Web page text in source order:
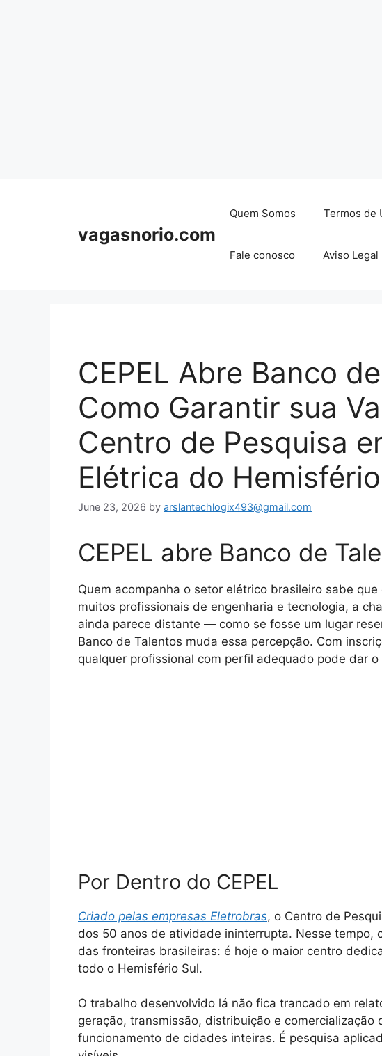
vagasnorio.com
Quem Somos Termos de
Fale conosco Aviso Legal
CEPEL Abre Banco
Como Garantir sua
Centro de Pesquisa
Elétrica do
June 23, 2026 by arslantechlogix493@gmail.com
CEPEL abre Banco de
Quem acompanha o setor elétrico brasileiro sabe
muitos profissionais de engenharia e tecnologia, a
ainda parece distante — como se fosse um lugar
Banco de Talentos muda essa percepção. Com
qualquer profissional com perfil adequado pode dar o
Por Dentro do CEPEL
Criado pelas empresas Eletrobras, o Centro de
dos 50 anos de atividade ininterrupta. Nesse tempo,
das fronteiras brasileiras: é hoje o maior centro
todo o Hemisfério Sul.
O trabalho desenvolvido lá não fica trancado em
geração, transmissão, distribuição e
funcionamento de cidades inteiras. É pesquisa